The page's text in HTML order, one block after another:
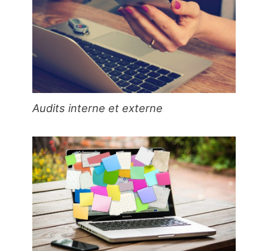
Audits interne et externe